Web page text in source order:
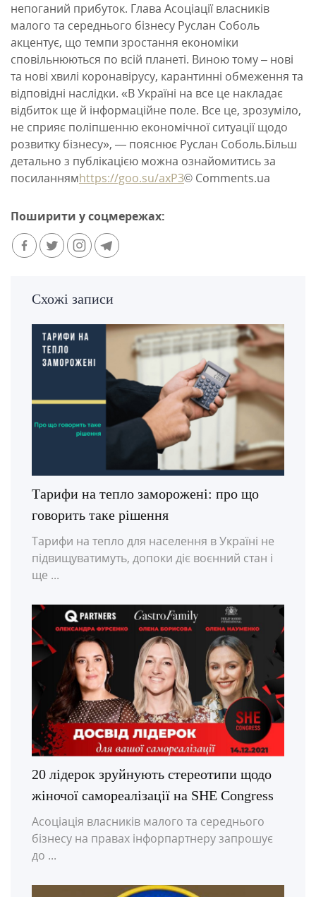
непоганий прибуток. Глава Асоціації власників
малого та середнього бізнесу Руслан Соболь
акцентує, що темпи зростання економіки
сповільнюються по всій планеті. Виною тому – нові
та нові хвилі коронавірусу, карантинні обмеження та
відповідні наслідки. «В Україні на все це накладає
відбиток ще й інформаційне поле. Все це, зрозуміло,
не сприяє поліпшенню економічної ситуації щодо
розвитку бізнесу», — пояснює Руслан Соболь.Більш
детально з публікацією можна ознайомитись за
посиланнямhttps://goo.su/axP3© Comments.ua
Поширити у соцмережах:
Схожі записи
Тарифи на тепло заморожені: про що
говорить таке рішення
Тарифи на тепло для населення в Україні не
підвищуватимуть, допоки діє воєнний стан і
ще ...
20 лідерок зруйнують стереотипи щодо
жіночої самореалізації на SHE Congress
Асоціація власників малого та середнього
бізнесу на правах інфорпартнеру запрошує
до ...